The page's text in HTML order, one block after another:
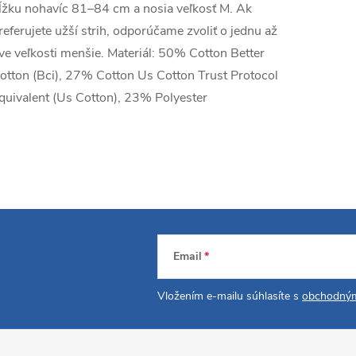
nohavíc 81–84 cm a nosia veľkosť M. Ak
užší strih, odporúčame zvoliť o jednu až
veľkosti menšie. Materiál: 50% Cotton Better
(Bci), 27% Cotton Us Cotton Trust Protocol
(Us Cotton), 23% Polyester
Email
Vložením e-mailu súhlasíte s